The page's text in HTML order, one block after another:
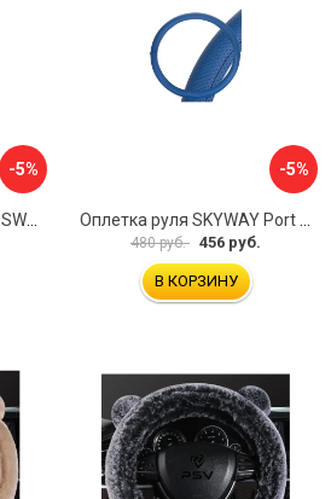
-5% -5%
480 руб. 456 руб.
В КОРЗИНУ